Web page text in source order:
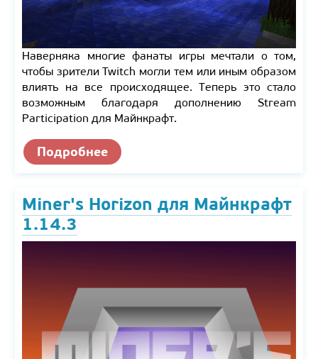
Наверняка многие фанаты игры мечтали о том,
чтобы зрители Twitch могли тем или иным образом
влиять на все происходящее. Теперь это стало
возможным благодаря дополнению Stream
Participation для Майнкрафт.
Подробнее
Miner's Horizon для Майнкрафт
1.14.3